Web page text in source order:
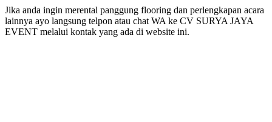
Jika anda ingin merental panggung flooring dan perlengkapan acara
lainnya ayo langsung telpon atau chat WA ke CV SURYA JAYA
EVENT melalui kontak yang ada di website ini.